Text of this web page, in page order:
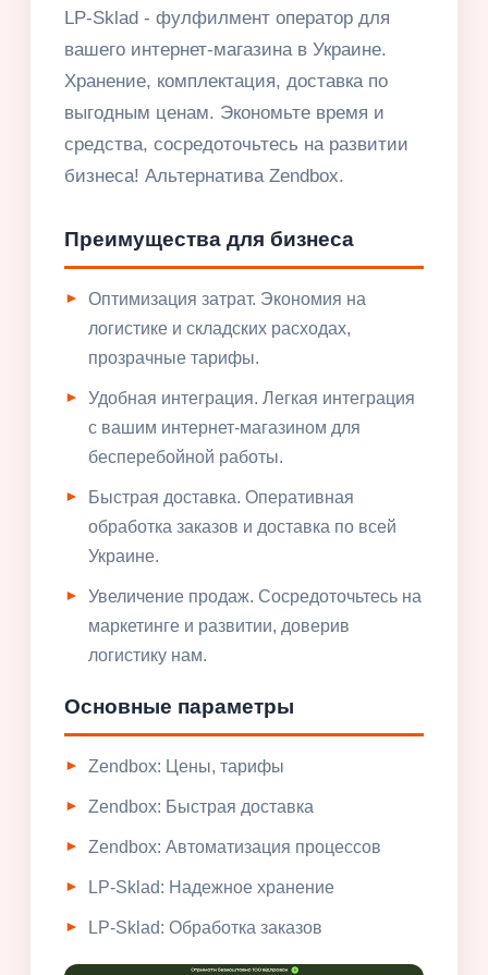
LP-Sklad - фулфилмент оператор для
вашего интернет-магазина в Украине.
Хранение, комплектация, доставка по
выгодным ценам. Экономьте время и
средства, сосредоточьтесь на развитии
бизнеса! Альтернатива Zendbox.
Преимущества для бизнеса
Оптимизация затрат. Экономия на
логистике и складских расходах,
прозрачные тарифы.
Удобная интеграция. Легкая интеграция
с вашим интернет-магазином для
бесперебойной работы.
Быстрая доставка. Оперативная
обработка заказов и доставка по всей
Украине.
Увеличение продаж. Сосредоточьтесь на
маркетинге и развитии, доверив
логистику нам.
Основные параметры
Zendbox: Цены, тарифы
Zendbox: Быстрая доставка
Zendbox: Автоматизация процессов
LP-Sklad: Надежное хранение
LP-Sklad: Обработка заказов